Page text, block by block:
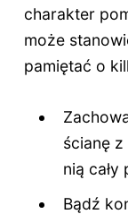
charakter
może
pamiętać o
ścianę
nią cały
Bądź